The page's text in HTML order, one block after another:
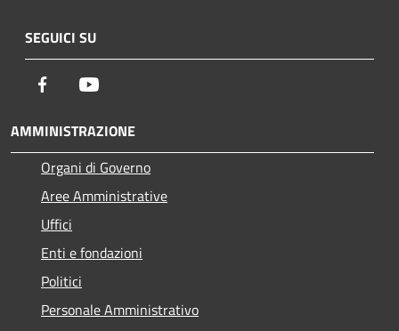
SEGUICI SU
Facebook
AMMINISTRAZIONE
Organi di Governo
Aree Amministrative
Uffici
Enti e fondazioni
Politici
Personale Amministrativo